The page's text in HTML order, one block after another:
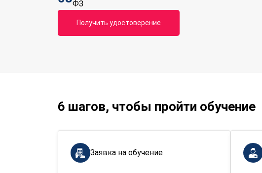
ФЗ
Получить удостоверение
6 шагов, чтобы пройти обучение
Заявка на обучение